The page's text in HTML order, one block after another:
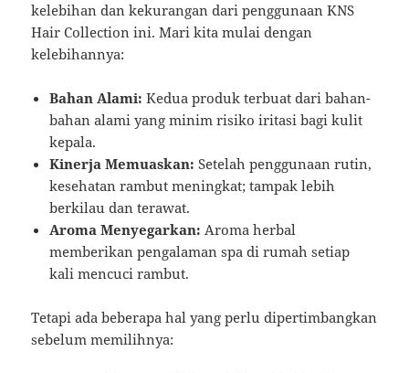
kelebihan dan kekurangan dari penggunaan KNS
Hair Collection ini. Mari kita mulai dengan
kelebihannya:
Bahan Alami: Kedua produk terbuat dari bahan-
bahan alami yang minim risiko iritasi bagi kulit
kepala.
Kinerja Memuaskan: Setelah penggunaan rutin,
kesehatan rambut meningkat; tampak lebih
berkilau dan terawat.
Aroma Menyegarkan: Aroma herbal
memberikan pengalaman spa di rumah setiap
kali mencuci rambut.
Tetapi ada beberapa hal yang perlu dipertimbangkan
sebelum memilihnya: